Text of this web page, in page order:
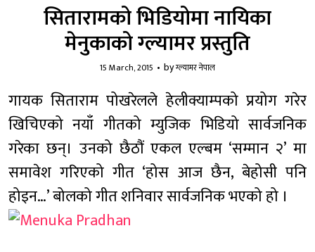
सितारामको भिडियोमा नायिका
मेनुकाको ग्ल्यामर प्रस्तुति
15 March, 2015 byग्ल्यामर नेपाल
गायक सिताराम पोखरेलले हेलीक्याम्पको प्रयोग गरेर
खिचिएको नयाँ गीतको म्युजिक भिडियो सार्वजनिक
गरेका छन्। उनको छैठौं एकल एल्बम ‘सम्मान २’ मा
समावेश गरिएको गीत ‘होस आज छैन, बेहोसी पनि
होइन…’ बोलको गीत शनिवार सार्वजनिक भएको हो ।